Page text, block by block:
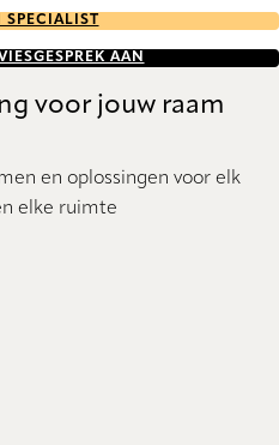
AAN
voor jouw raam
en oplossingen voor elk
elke ruimte